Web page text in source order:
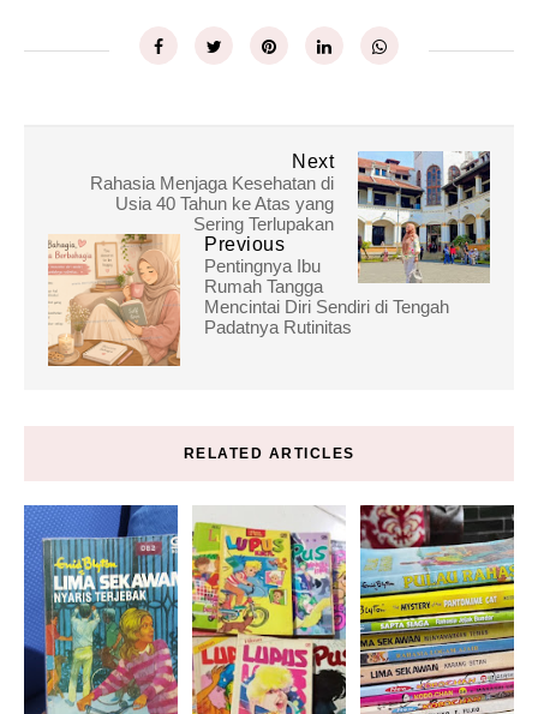
Next
Rahasia Menjaga Kesehatan di
Usia 40 Tahun ke Atas yang
Sering Terlupakan
Previous
Pentingnya Ibu
Rumah Tangga
Mencintai Diri Sendiri di Tengah
Padatnya Rutinitas
RELATED ARTICLES